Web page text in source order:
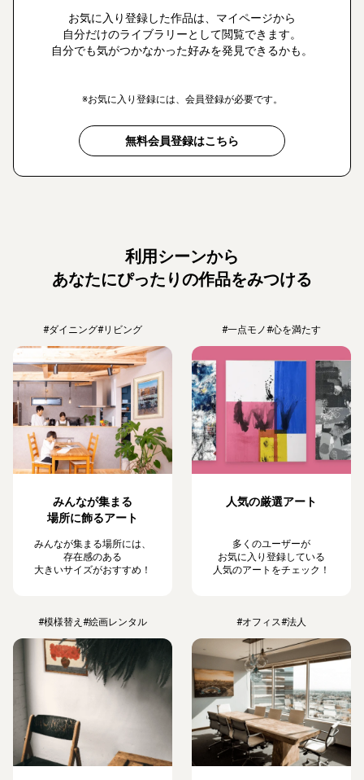
お気に入り登録した作品は、マイページから
自分だけのライブラリーとして閲覧できます。
自分でも気がつかなかった好みを発見できるかも。
※お気に入り登録には、会員登録が必要です。
無料会員登録はこちら
利用シーンから
あなたにぴったりの作品をみつける
#ダイニング#リビング
みんなが集まる
場所に飾るアート
みんなが集まる場所には、
存在感のある
大きいサイズがおすすめ！
#一点モノ#心を満たす
人気の厳選アート
多くのユーザーが
お気に入り登録している
人気のアートをチェック！
#模様替え #絵画レンタル #オフィス#法人